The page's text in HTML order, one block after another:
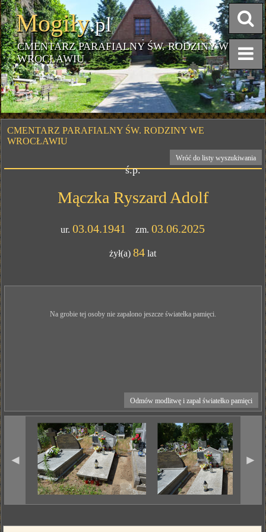
Mogiły.pl
CMENTARZ PARAFIALNY ŚW. RODZINY WE
WROCŁAWIU
CMENTARZ PARAFIALNY ŚW. RODZINY WE
WROCŁAWIU
Wróć do listy wyszukiwania
ś.p.
Mączka Ryszard Adolf
ur.03.04.1941 zm.03.06.2025
żył(a)84 lat
Na grobie tej osoby nie zapalono jeszcze światełka pamięci.
Odmów modlitwę i zapal światełko pamięci
◄ ►